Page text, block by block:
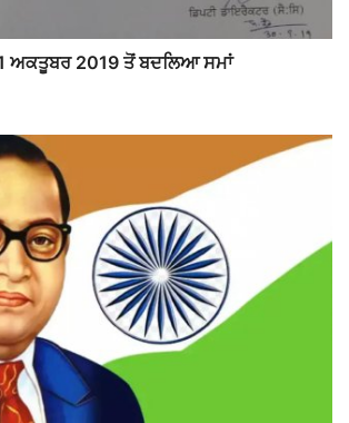
ਅਕਤੂਬਰ 2019 ਤੋਂ ਬਦਲਿਆ ਸਮਾਂ